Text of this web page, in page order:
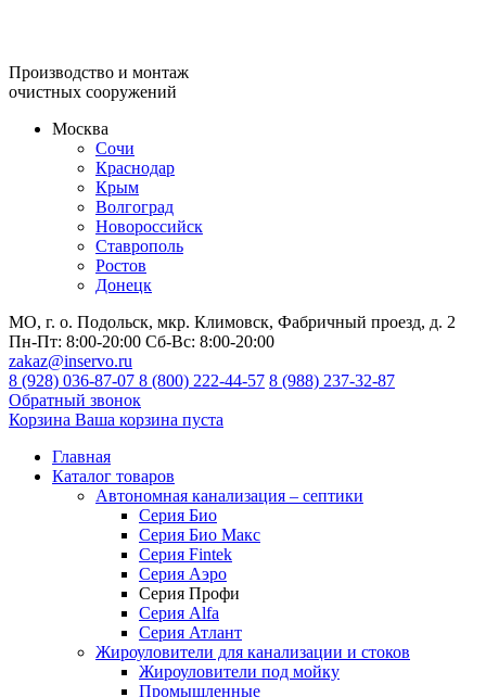
Производство и монтаж
очистных сооружений
Москва
Сочи
Краснодар
Крым
Волгоград
Новороссийск
Ставрополь
Ростов
Донецк
МО, г. о. Подольск, мкр. Климовск, Фабричный проезд, д. 2
Пн-Пт: 8:00-20:00 Сб-Вс: 8:00-20:00
zakaz@inservo.ru
8 (928) 036-87-07 8 (800) 222-44-57 8 (988) 237-32-87
Обратный звонок
Корзина Ваша корзина пуста
Главная
Каталог товаров
Автономная канализация – септики
Серия Био
Серия Био Макс
Серия Fintek
Серия Аэро
Серия Профи
Серия Alfa
Серия Атлант
Жироуловители для канализации и стоков
Жироуловители под мойку
Промышленные